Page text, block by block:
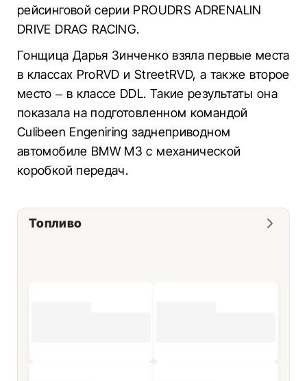
рейсинговой серии PROUDRS ADRENALIN
DRIVE DRАG RACING.
Гонщица Дарья Зинченко взяла первые места
в классах ProRVD и StreetRVD, а также второе
место – в классе DDL. Такие результаты она
показала на подготовленном командой
Culibeen Engeniring заднеприводном
автомобиле BMW M3 с механической
коробкой передач.
Топливо